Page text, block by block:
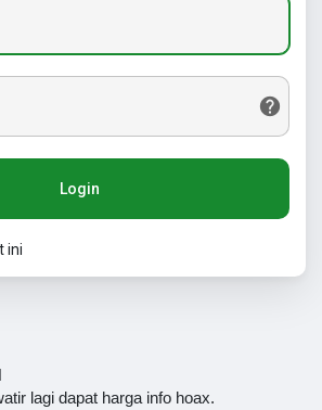
Login
ini
lagi dapat harga info hoax.